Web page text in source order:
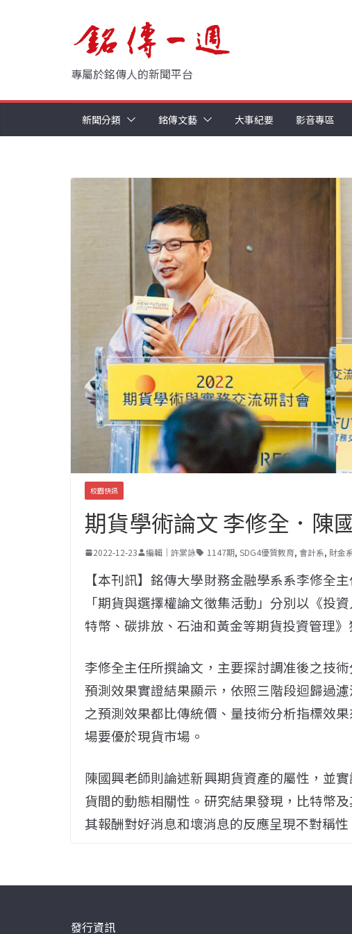
專屬於銘傳人的新聞平台
新聞分類 銘傳文藝 大事紀要 影音專區
校園快訊
期貨學術論文 李修全．陳
2022-12-23 編輯｜許棠詠 1147期, SDG4優質教育, 會計系, 財金
【本刊訊】銘傳大學財務金融學系系李修全
「期貨與選擇權論文徵集活動」分別以《投
特幣、碳排放、石油和黃金等期貨投資管理》
李修全主任所撰論文，主要探討調准後之技
預測效果實證結果顯示，依照三階段迴歸過
之預測效果都比傳統價、量技術分析指標效
場要優於現貨市場。
陳國興老師則論述新興期貨資產的屬性，並
貨間的動態相關性。研究結果發現，比特幣
其報酬對好消息和壞消息的反應呈現不對稱性
發行資訊